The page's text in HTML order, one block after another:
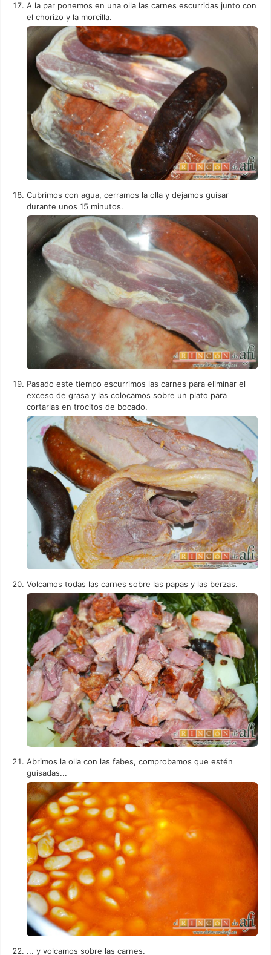
A la par ponemos en una olla las carnes escurridas junto con
el chorizo y la morcilla.
Cubrimos con agua, cerramos la olla y dejamos guisar
durante unos 15 minutos.
Pasado este tiempo escurrimos las carnes para eliminar el
exceso de grasa y las colocamos sobre un plato para
cortarlas en trocitos de bocado.
Volcamos todas las carnes sobre las papas y las berzas.
Abrimos la olla con las fabes, comprobamos que estén
guisadas...
... y volcamos sobre las carnes.